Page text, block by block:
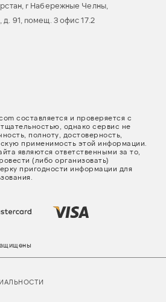
г Набережные Челны,
91, помещ. 3 офис 17.2
составляется и проверяется с
однако сервис не
полноту, достоверность,
применимость этой информации.
являются ответственными за то,
(либо организовать)
пригодности информации для